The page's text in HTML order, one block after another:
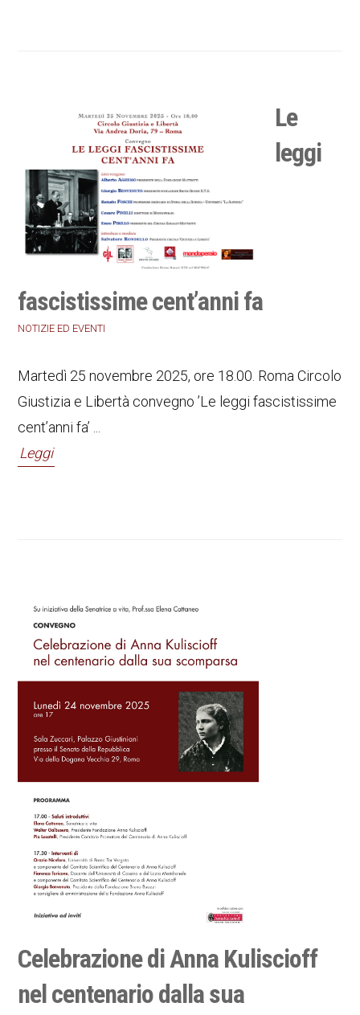
Le
leggi
fascistissime cent’anni fa
NOTIZIE ED EVENTI
Martedì 25 novembre 2025, ore 18.00. Roma Circolo
Giustizia e Libertà convegno ’Le leggi fascistissime
cent’anni fa’ ...
Leggi
Celebrazione di Anna Kuliscioff
nel centenario dalla sua